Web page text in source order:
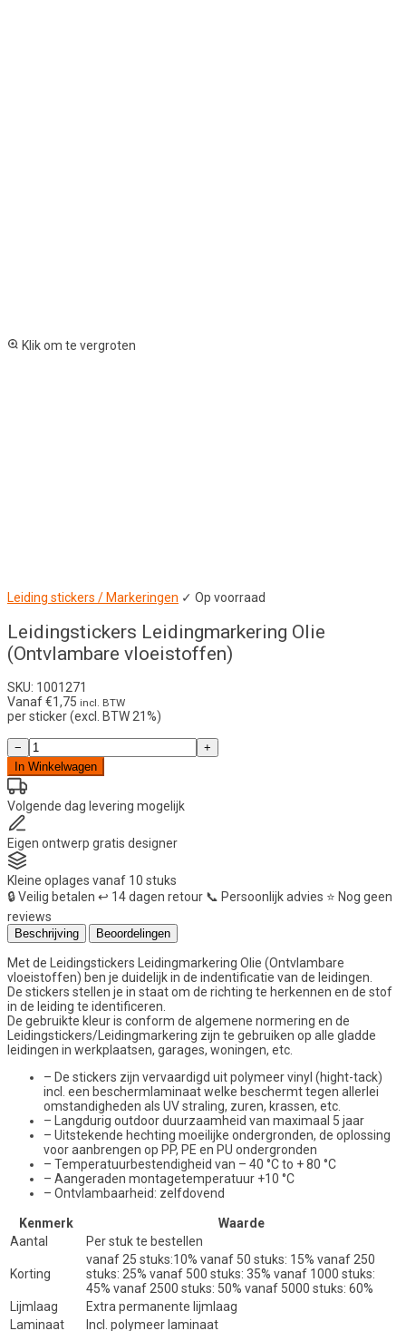
Klik om te vergroten
Leiding stickers / Markeringen ✓ Op voorraad
Leidingstickers Leidingmarkering Olie
(Ontvlambare vloeistoffen)
SKU: 1001271
Vanaf€1,75 incl. BTW
per sticker (excl. BTW 21%)
Leidingstickers
Leidingmarkering
Olie
(Ontvlambare
vloeistoffen)
aantal
−
+
In Winkelwagen
Volgende dag levering mogelijk
Eigen ontwerp gratis designer
Kleine oplages vanaf 10 stuks
🔒Veilig betalen ↩️ 14 dagen retour 📞 Persoonlijk advies ⭐ Nog geen
reviews
Beschrijving Beoordelingen
Met de Leidingstickers Leidingmarkering Olie (Ontvlambare
vloeistoffen) ben je duidelijk in de indentificatie van de leidingen.
De stickers stellen je in staat om de richting te herkennen en de stof
in de leiding te identificeren.
De gebruikte kleur is conform de algemene normering en de
Leidingstickers/Leidingmarkering zijn te gebruiken op alle gladde
leidingen in werkplaatsen, garages, woningen, etc.
– De stickers zijn vervaardigd uit polymeer vinyl (hight-tack)
incl. een beschermlaminaat welke beschermt tegen allerlei
omstandigheden als UV straling, zuren, krassen, etc.
– Langdurig outdoor duurzaamheid van maximaal 5 jaar
– Uitstekende hechting moeilijke ondergronden, de oplossing
voor aanbrengen op PP, PE en PU ondergronden
– Temperatuurbestendigheid van – 40 °C to + 80 °C
– Aangeraden montagetemperatuur +10 °C
– Ontvlambaarheid: zelfdovend
Kenmerk
Waarde
Aantal
Per stuk te bestellen
Korting
vanaf 25 stuks:10% vanaf 50 stuks: 15% vanaf 250
stuks: 25% vanaf 500 stuks: 35% vanaf 1000 stuks:
45% vanaf 2500 stuks: 50% vanaf 5000 stuks: 60%
Lijmlaag
Extra permanente lijmlaag
Laminaat
Incl. polymeer laminaat